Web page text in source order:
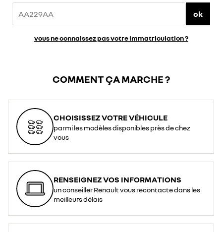
ok
vous ne connaissez pas votre immatriculation ?
COMMENT ÇA MARCHE ?
CHOISISSEZ VOTRE VÉHICULE
parmi les modèles disponibles près de chez
vous
RENSEIGNEZ VOS INFORMATIONS
un conseiller Renault vous recontacte dans les
meilleurs délais